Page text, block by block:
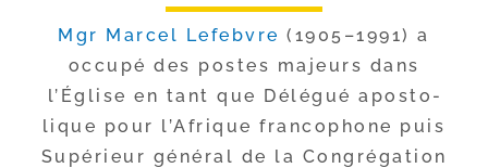
Mgr Marcel Lefebvre (1905–1991) a
occu­pé des postes majeurs dans
l’Église en tant que Délégué apos­to­
lique pour l’Afrique fran­co­phone puis
Supérieur géné­ral de la Congrégation